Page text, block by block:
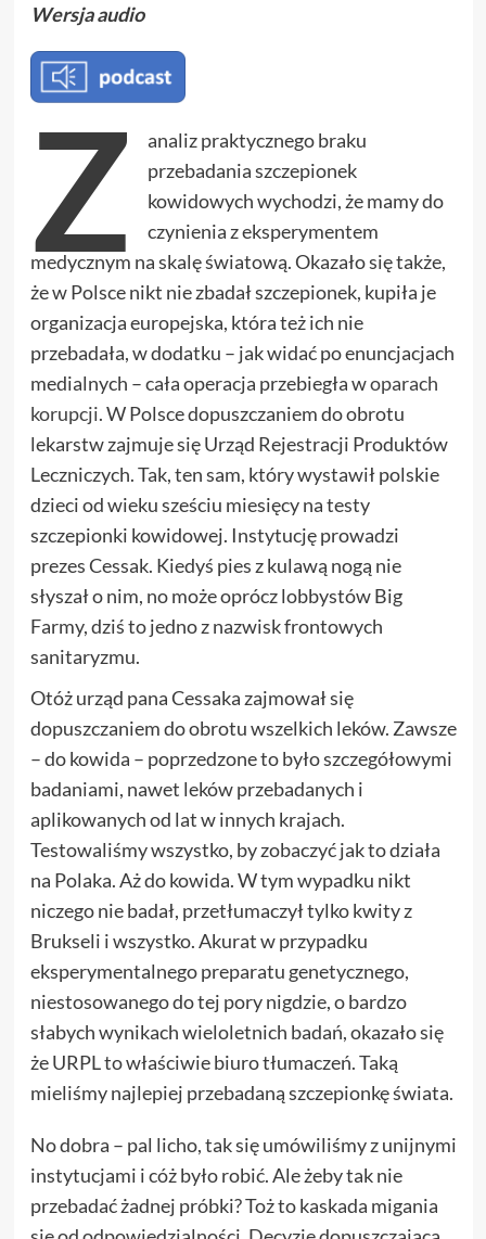
Wersja audio
Z
analiz praktycznego braku
przebadania szczepionek
kowidowych wychodzi, że mamy do
czynienia z eksperymentem
medycznym na skalę światową. Okazało się także,
że w Polsce nikt nie zbadał szczepionek, kupiła je
organizacja europejska, która też ich nie
przebadała, w dodatku – jak widać po enuncjacjach
medialnych – cała operacja przebiegła woparach
korupcji. W Polsce dopuszczaniem do obrotu
lekarstw zajmuje się Urząd Rejestracji Produktów
Leczniczych. Tak, ten sam, który wystawił polskie
dzieci od wieku sześciu miesięcy na testy
szczepionki kowidowej. Instytucję prowadzi
prezes Cessak. Kiedyś pies z kulawą nogą nie
słyszał o nim, no może oprócz lobbystów Big
Farmy, dziś to jedno z nazwisk frontowych
sanitaryzmu.
Otóż urząd pana Cessaka zajmował się
dopuszczaniem do obrotu wszelkich leków. Zawsze
– do kowida – poprzedzone to było szczegółowymi
badaniami, nawet leków przebadanych i
aplikowanych od lat w innych krajach.
Testowaliśmy wszystko, by zobaczyć jak to działa
na Polaka. Aż do kowida. W tym wypadku nikt
niczego nie badał, przetłumaczył tylko kwity z
Brukseli i wszystko. Akurat w przypadku
eksperymentalnego preparatu genetycznego,
niestosowanego do tej pory nigdzie, o bardzo
słabych wynikach wieloletnich badań, okazało się
że URPL to właściwie biuro tłumaczeń. Taką
mieliśmy najlepiej przebadaną szczepionkę świata.
No dobra – pal licho, tak się umówiliśmy z unijnymi
instytucjami i cóż było robić. Ale żeby tak nie
przebadać żadnej próbki? Toż to kaskada migania